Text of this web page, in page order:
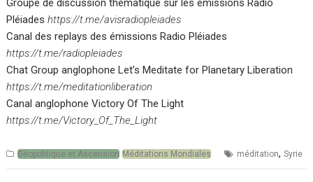
Groupe de discussion thématique sur les émissions Radio
Pléiadeshttps://t.me/avisradiopleiades
Canal des replays des émissions Radio Pléiades
https://t.me/radiopleiades
Chat Group anglophone Let’s Meditate for Planetary Liberation
https://t.me/meditationliberation
Canal anglophone Victory Of The Light
https://t.me/Victory_Of_The_Light
Géopolitique et Ascension Méditations Mondiales méditation,Syrie